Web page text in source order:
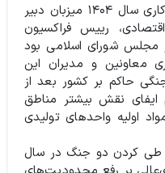
منطقه آزاد انزلی در نخستین روز کاری سال ۱۴۰۴ میزبان دبیر
رییس فراکسیون
مجلس شورای اسلامی بود
معاونین و مدیران این
جنگی حاکم بر کشور بعد از
ایفای نقش بیشتر مناطق
اولیه واحدهای تولیدی
طی کردن دو جنگ در سال